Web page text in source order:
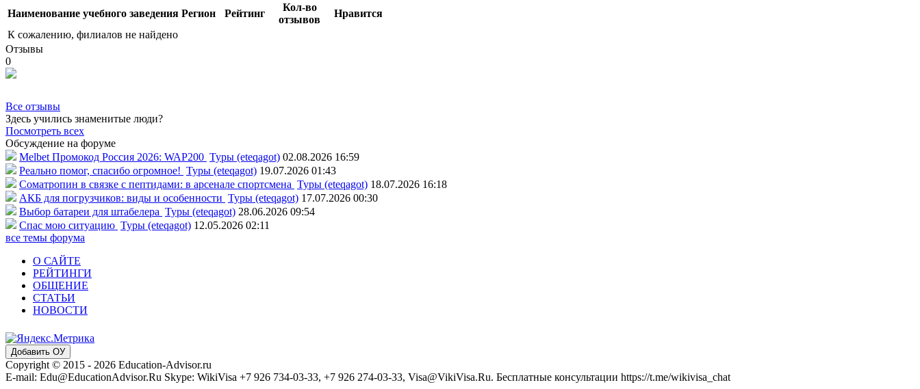
Наименование учебного заведения Регион Рейтинг
Кол-во
отзывов
Нравится
К сожалению, филиалов не найдено
Отзывы
0
Все отзывы
Здесь учились знаменитые люди?
Посмотреть всех
Обсуждение на форуме
Melbet Промокод Россия 2026: WAP200 Туры (eteqagot) 02.08.2026 16:59
Реально помог, спасибо огромное! Туры (eteqagot) 19.07.2026 01:43
Соматропин в связке с пептидами: в арсенале спортсмена Туры (eteqagot) 18.07.2026 16:18
АКБ для погрузчиков: виды и особенности Туры (eteqagot) 17.07.2026 00:30
Выбор батареи для штабелера Туры (eteqagot) 28.06.2026 09:54
Спас мою ситуацию Туры (eteqagot) 12.05.2026 02:11
все темы форума
О САЙТЕ
РЕЙТИНГИ
ОБЩЕНИЕ
СТАТЬИ
НОВОСТИ
Добавить ОУ
Copyright © 2015 - 2026 Education-Advisor.ru
E-mail: Edu@EducationAdvisor.Ru Skype: WikiVisa +7 926 734-03-33, +7 926 274-03-33, Visa@VikiVisa.Ru. Бесплатные консультации https://t.me/wikivisa_chat